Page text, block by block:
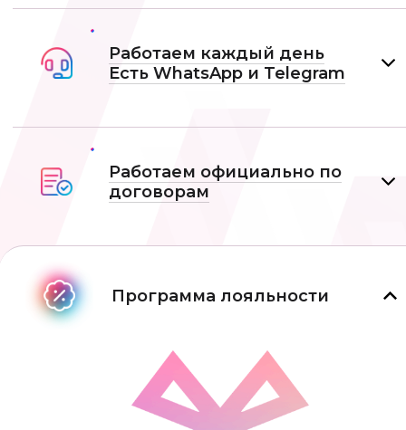
Работаем каждый день
Есть WhatsApp и Telеgram
Работаем официально по
договорам
Программа лояльности